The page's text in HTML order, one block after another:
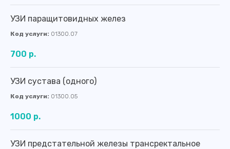
УЗИ паращитовидных желез
Код услуги: 01300.07
700 р.
УЗИ сустава (одного)
Код услуги: 01300.05
1000 р.
УЗИ предстательной железы трансректальное